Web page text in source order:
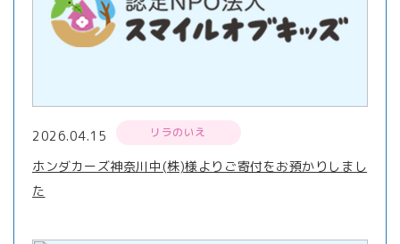
2026.04.15 リラのいえ
ホンダカーズ神奈川中(株)様よりご寄付をお預かりしまし
た